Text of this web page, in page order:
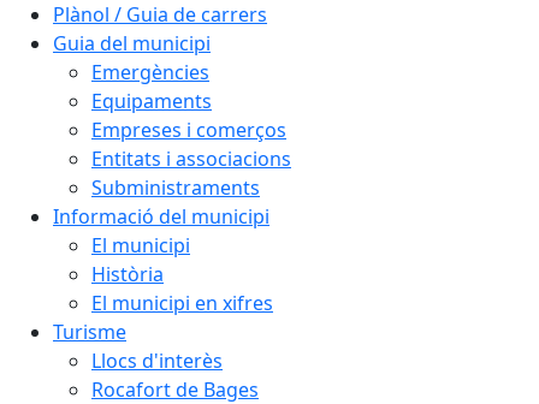
Plànol / Guia de carrers
Guia del municipi
Emergències
Equipaments
Empreses i comerços
Entitats i associacions
Subministraments
Informació del municipi
El municipi
Història
El municipi en xifres
Turisme
Llocs d'interès
Rocafort de Bages